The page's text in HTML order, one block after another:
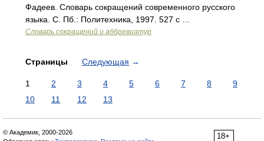
Фадеев. Словарь сокращений современного русского
языка. С. Пб.: Политехника, 1997. 527 с …
Словарь сокращений и аббревиатур
Страницы Следующая →
1 2 3 4 5 6 7 8
9
10
11 12 13
18+
© Академик, 2000-2026